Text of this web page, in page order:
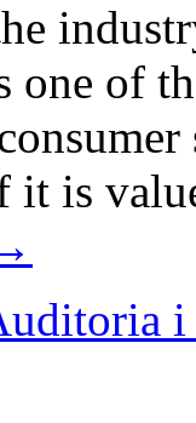
one of
it is
i